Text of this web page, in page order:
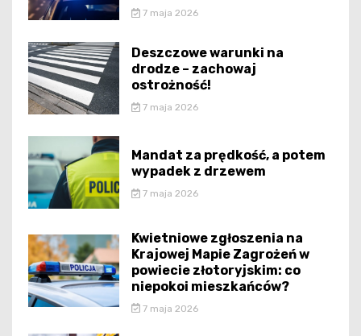
7 maja 2026
Deszczowe warunki na
drodze – zachowaj
ostrożność!
7 maja 2026
Mandat za prędkość, a potem
wypadek z drzewem
7 maja 2026
Kwietniowe zgłoszenia na
Krajowej Mapie Zagrożeń w
powiecie złotoryjskim: co
niepokoi mieszkańców?
7 maja 2026